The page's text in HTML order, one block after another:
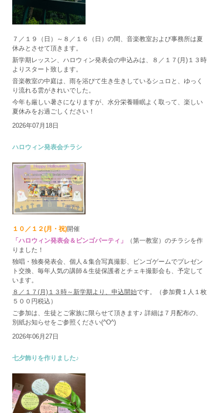
７／１９（日）～８／１６（日）の間、音楽教室および事務所は夏
休みとさせて頂きます。
新学期レッスン、ハロウィン発表会の申込みは、８／１７(月)１３時
よりスタート致します。
音楽教室の中庭は、雨を浴びて生き生きしているシュロと、ゆっく
り流れる雲がきれいでした。
今年も厳しい暑さになりますが、水分栄養睡眠よく取って、楽しい
夏休みをお過ごしください！
2026年07月18日
ハロウィン発表会チラシ
１０／１２(月・祝)開催
「ハロウィン発表会＆ビンゴパーティ」
（第一教室）のチラシを作
りました！
独唱・独奏発表会、個人＆集合写真撮影、ビンゴゲームでプレゼン
ト交換、毎年人気の講師＆生徒保護者とチェキ撮影会も、予定して
います。
８／１７(月)１３時～新学期より、申込開始です。（参加費１人１枚
５００円税込）
ご参加は、生徒とご家族に限らせて頂きます♪ 詳細は７月配布の、
別紙お知らせをご参照ください(^O^)
2026年06月27日
七夕飾りを作りました♪